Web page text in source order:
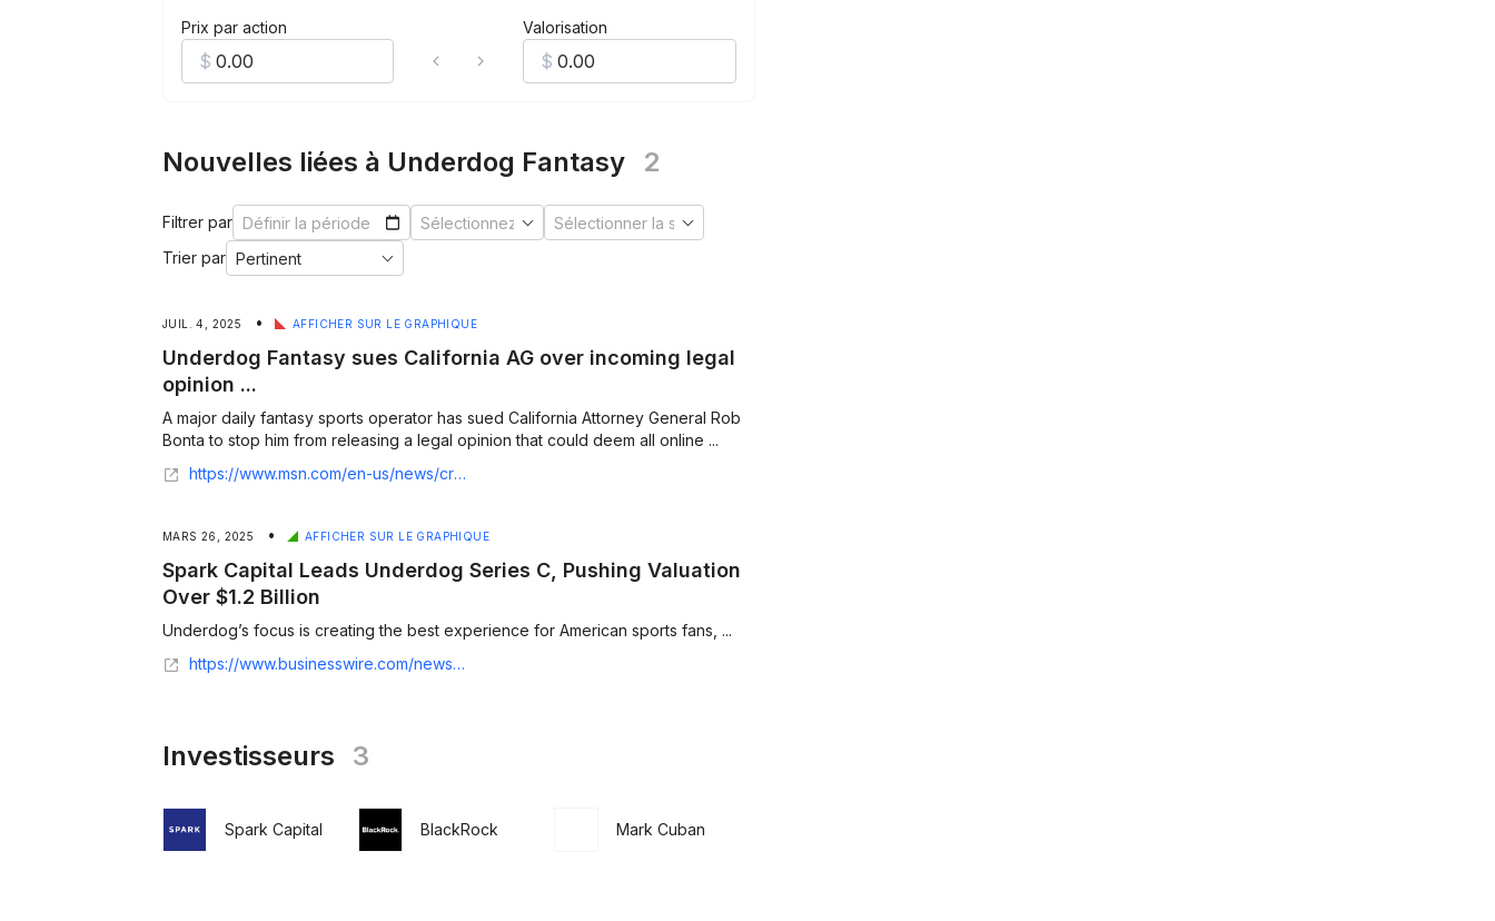
Prix par action Valorisation
Nouvelles liées à Underdog Fantasy 2
Filtrer par
Trier par
JUIL. 4, 2025 • AFFICHER SUR LE GRAPHIQUE
Underdog Fantasy sues California AG over incoming legal
opinion ...
A major daily fantasy sports operator has sued California Attorney General Rob
Bonta to stop him from releasing a legal opinion that could deem all online ...
https://www.msn.com/en-us/news/crime/underdog-fantasy-sues-california-ag-over-incoming-legal-opinion-outlawing-fantasy-sports/ar-AA1HMNK4
MARS 26, 2025 • AFFICHER SUR LE GRAPHIQUE
Spark Capital Leads Underdog Series C, Pushing Valuation
Over $1.2 Billion
Underdog’s focus is creating the best experience for American sports fans, ...
https://www.businesswire.com/news/home/20250326332418/en/Spark-Capital-Leads-Underdog-Series-C-Pushing-Valuation-Over-%241.2-Billion
Investisseurs 3
Spark Capital BlackRock Mark Cuban